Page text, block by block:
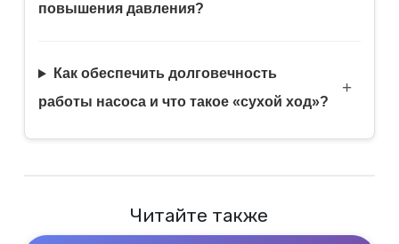
повышения давления?
Как обеспечить долговечность
работы насоса и что такое «сухой ход»?
Читайте также